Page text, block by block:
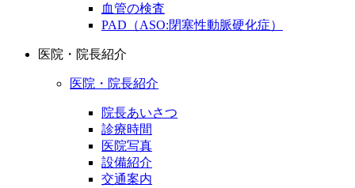
血管の検査
PAD（ASO:閉塞性動脈硬化症）
医院・院長紹介
医院・院長紹介
院長あいさつ
診療時間
医院写真
設備紹介
交通案内